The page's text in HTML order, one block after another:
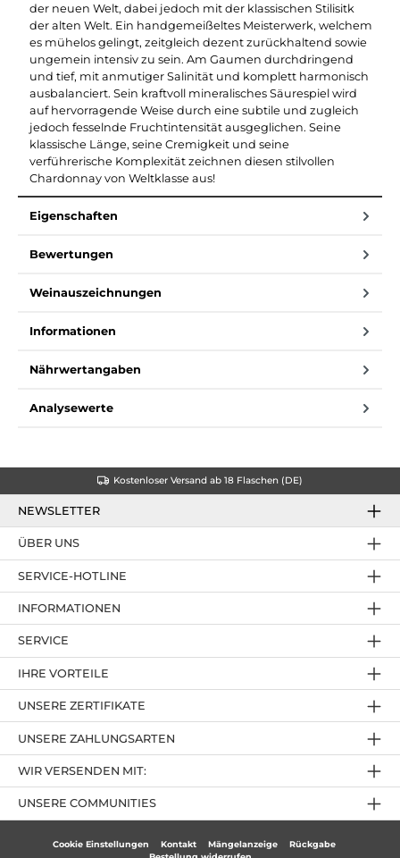
der neuen Welt, dabei jedoch mit der klassischen Stilisitk
der alten Welt. Ein handgemeißeltes Meisterwerk, welchem
es mühelos gelingt, zeitgleich dezent zurückhaltend sowie
ungemein intensiv zu sein. Am Gaumen durchdringend
und tief, mit anmutiger Salinität und komplett harmonisch
ausbalanciert. Sein kraftvoll mineralisches Säurespiel wird
auf hervorragende Weise durch eine subtile und zugleich
jedoch fesselnde Fruchtintensität ausgeglichen. Seine
klassische Länge, seine Cremigkeit und seine
verführerische Komplexität zeichnen diesen stilvollen
Chardonnay von Weltklasse aus!
Eigenschaften
Bewertungen
Weinauszeichnungen
Informationen
Nährwertangaben
Analysewerte
Kostenloser Versand ab 18 Flaschen (DE)
NEWSLETTER
SERVICE-HOTLINE
IHRE VORTEILE
UNSERE ZAHLUNGSARTEN
ÜBER UNS
UNSERE ZERTIFIKATE
INFORMATIONEN
SERVICE
UNSERE COMMUNITIES
WIR VERSENDEN MIT:
Cookie Einstellungen Kontakt Mängelanzeige
Rückgabe